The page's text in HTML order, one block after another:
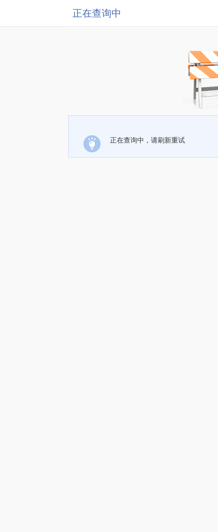
正在查询中
正在查询中，请刷新重试